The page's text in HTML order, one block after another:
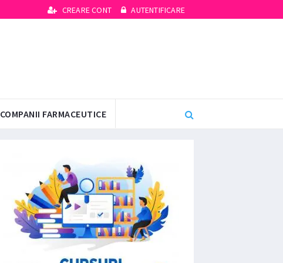
CREARE CONT AUTENTIFICARE
COMPANII FARMACEUTICE